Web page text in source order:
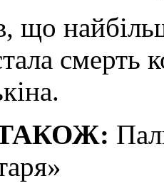
що
смерть